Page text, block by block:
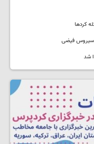
کردها
سیروس فیضی
شد